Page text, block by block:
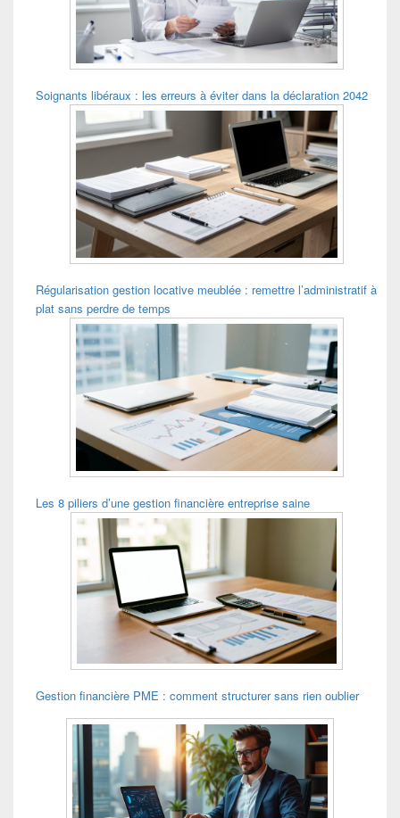
Soignants libéraux : les erreurs à éviter dans la déclaration 2042
Régularisation gestion locative meublée : remettre l’administratif à
plat sans perdre de temps
Les 8 piliers d’une gestion financière entreprise saine
Gestion financière PME : comment structurer sans rien oublier